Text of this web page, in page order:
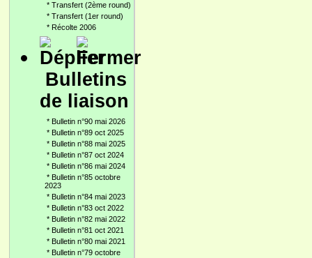
* Transfert (2ème round)
* Transfert (1er round)
* Récolte 2006
Bulletins
de liaison
* Bulletin n°90 mai 2026
* Bulletin n°89 oct 2025
* Bulletin n°88 mai 2025
* Bulletin n°87 oct 2024
* Bulletin n°86 mai 2024
* Bulletin n°85 octobre
2023
* Bulletin n°84 mai 2023
* Bulletin n°83 oct 2022
* Bulletin n°82 mai 2022
* Bulletin n°81 oct 2021
* Bulletin n°80 mai 2021
* Bulletin n°79 octobre